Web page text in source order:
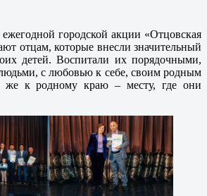
городской акции «Отцовская
отцам, которые внесли значительный
детей. Воспитали их порядочными,
с любовью к себе, своим родным
же к родному краю – месту, где они